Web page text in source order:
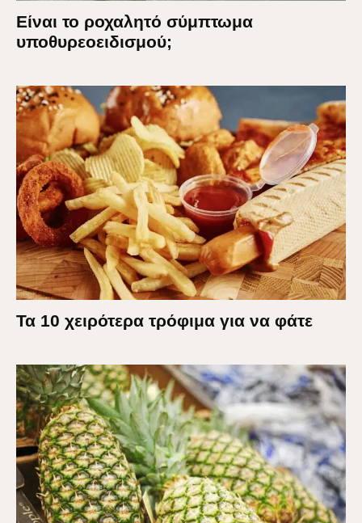
Είναι το ροχαλητό σύμπτωμα
υποθυρεοειδισμού;
Τα 10 χειρότερα τρόφιμα για να φάτε